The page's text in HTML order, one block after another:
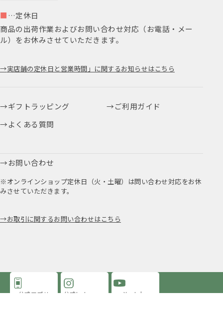
■ …定休日
商品の出荷作業およびお問い合わせ対応（お電話・メー
ル）をお休みさせていただきます。
実店舗の定休日と営業時間」に関するお知らせはこちら
ギフトラッピング
ご利用ガイド
よくある質問
お問い合わせ
※オンラインショップ定休日（火・土曜）は問い合わせ対応をお休
みさせていただきます。
お取引に関するお問い合わせはこちら
公式アプリ 公式Instagram Youtube